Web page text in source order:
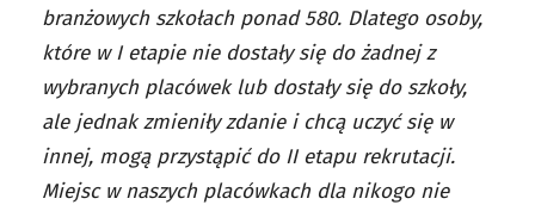
branżowych szkołach ponad 580. Dlatego osoby,
które w I etapie nie dostały się do żadnej z
wybranych placówek lub dostały się do szkoły,
ale jednak zmieniły zdanie i chcą uczyć się w
innej, mogą przystąpić do II etapu rekrutacji.
Miejsc w naszych placówkach dla nikogo nie